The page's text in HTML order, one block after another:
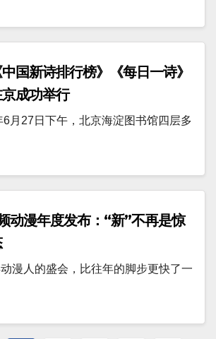
国新诗排行榜》《每日一诗》
成功举行
月27日下午，北京海淀图书馆四层多
动漫年度发布：“新”不再是惊
漫人的盛会，比往年的脚步更快了一